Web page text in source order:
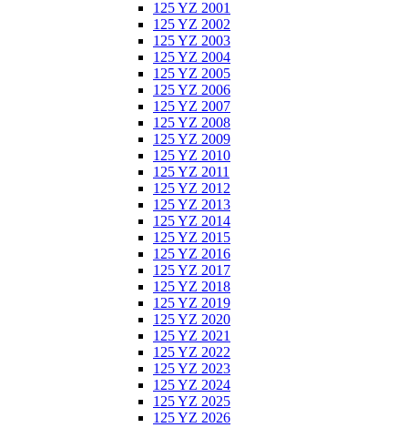
125 YZ 2001
125 YZ 2002
125 YZ 2003
125 YZ 2004
125 YZ 2005
125 YZ 2006
125 YZ 2007
125 YZ 2008
125 YZ 2009
125 YZ 2010
125 YZ 2011
125 YZ 2012
125 YZ 2013
125 YZ 2014
125 YZ 2015
125 YZ 2016
125 YZ 2017
125 YZ 2018
125 YZ 2019
125 YZ 2020
125 YZ 2021
125 YZ 2022
125 YZ 2023
125 YZ 2024
125 YZ 2025
125 YZ 2026